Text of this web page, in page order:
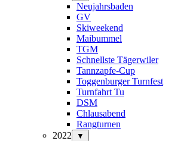
Neujahrsbaden
GV
Skiweekend
Maibummel
TGM
Schnellste Tägerwiler
Tannzapfe-Cup
Toggenburger Turnfest
Turnfahrt Tu
DSM
Chlausabend
Rangturnen
2022
▼